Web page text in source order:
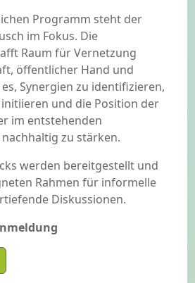
Programm steht der
im Fokus. Die
Raum für Vernetzung
öffentlicher Hand und
Synergien zu identifizieren,
und die Position der
im entstehenden
zu stärken.
werden bereitgestellt und
Rahmen für informelle
Diskussionen.